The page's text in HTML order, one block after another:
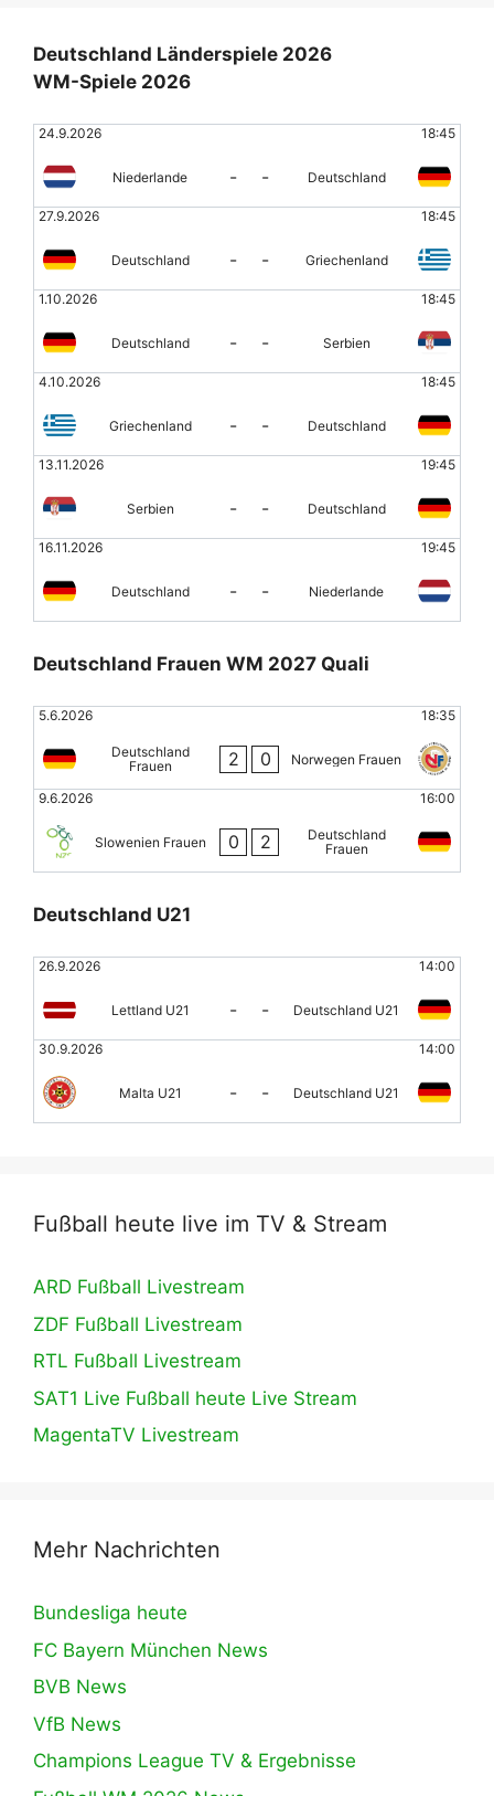
Deutschland Länderspiele 2026
WM-Spiele 2026
24.9.2026 18:45
Niederlande - - Deutschland
27.9.2026 18:45
Deutschland - - Griechenland
1.10.2026 18:45
Deutschland - - Serbien
4.10.2026 18:45
Griechenland - - Deutschland
13.11.2026 19:45
Serbien - - Deutschland
16.11.2026 19:45
Deutschland - - Niederlande
Deutschland Frauen WM 2027 Quali
5.6.2026 18:35
Deutschland
Frauen
2 0 Norwegen Frauen
9.6.2026 16:00
Slowenien Frauen 0 2
Deutschland
Frauen
Deutschland U21
26.9.2026 14:00
Lettland U21 - - Deutschland U21
30.9.2026 14:00
Malta U21 - - Deutschland U21
Fußball heute live im TV & Stream
ARD Fußball Livestream
ZDF Fußball Livestream
RTL Fußball Livestream
SAT1 Live Fußball heute Live Stream
MagentaTV Livestream
Mehr Nachrichten
Bundesliga heute
FC Bayern München News
BVB News
VfB News
Champions League TV & Ergebnisse